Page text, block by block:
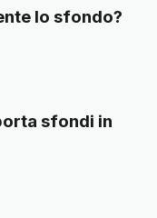
lo sfondo?
sfondi in